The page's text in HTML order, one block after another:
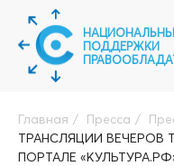
ПОДДЕРЖКИ
Главная / Пресса /
ТРАНСЛЯЦИИ ВЕЧЕРОВ
ПОРТАЛЕ